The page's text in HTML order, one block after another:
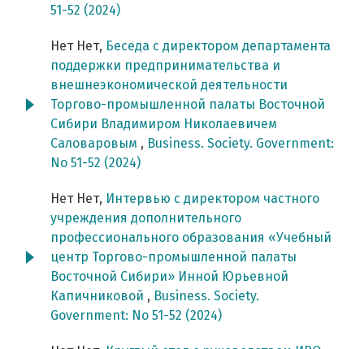
51-52 (2024)
Нет Нет, Беседа с директором департамента
поддержки предпринимательства и
внешнеэкономической деятельности
Торгово-промышленной палаты Восточной
Сибири Владимиром Николаевичем
Саловаровым , Business. Society. Government:
No 51-52 (2024)
Нет Нет, Интервью с директором частного
учреждения дополнительного
профессионального образования «Учебный
центр Торгово-промышленной палаты
Восточной Сибири» Инной Юрьевной
Капичниковой , Business. Society.
Government: No 51-52 (2024)